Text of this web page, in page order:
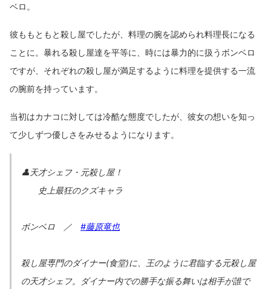
ベロ。
彼ももともと殺し屋でしたが、料理の腕を認められ料理長になる
ことに。暴れる殺し屋達を平等に、時には暴力的に扱うボンベロ
ですが、それぞれの殺し屋が満足するように料理を提供する一流
の腕前を持っています。
当初はカナコに対しては冷酷な態度でしたが、彼女の想いを知っ
て少しずつ優しさをみせるようになります。
👤天才シェフ・元殺し屋！
史上最狂のクズキャラ
ボンベロ ／ #藤原竜也
殺し屋専門のダイナー(食堂)に、王のように君臨する元殺し屋
の天才シェフ。ダイナー内での勝手な振る舞いは相手が誰で